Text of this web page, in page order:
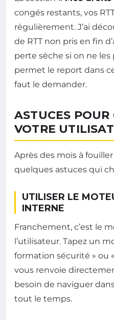
congés restants, vos
régulièrement. J’ai
de RTT non pris en fin
perte sèche si on ne les
permet le report dans
faut le demander.
ASTUCES POUR
VOTRE
Après des mois à
quelques astuces qui
UTILISER LE
INTERNE
Franchement, c’est le
l’utilisateur. Tapez un
formation sécurité » ou
vous renvoie
besoin de naviguer
tout le temps.